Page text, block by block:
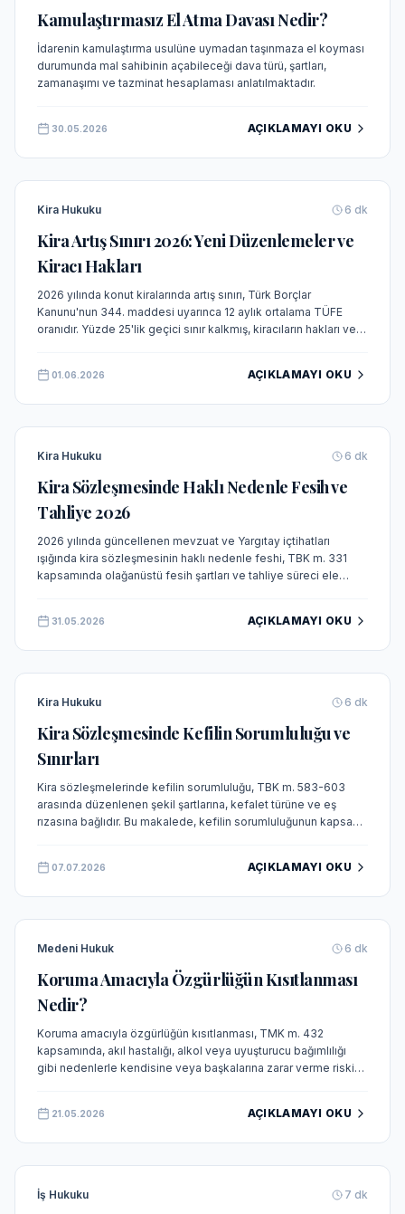
Kamulaştırmasız El Atma Davası Nedir?
İdarenin kamulaştırma usulüne uymadan taşınmaza el koyması
durumunda mal sahibinin açabileceği dava türü, şartları,
zamanaşımı ve tazminat hesaplaması anlatılmaktadır.
30.05.2026 AÇIKLAMAYI OKU
Kira Hukuku 6 dk
Kira Artış Sınırı 2026: Yeni Düzenlemeler ve
Kiracı Hakları
2026 yılında konut kiralarında artış sınırı, Türk Borçlar
Kanunu'nun 344. maddesi uyarınca 12 aylık ortalama TÜFE
oranıdır. Yüzde 25'lik geçici sınır kalkmış, kiracıların hakları ve
01.06.2026 AÇIKLAMAYI OKU
Kira Hukuku 6 dk
Kira Sözleşmesinde Haklı Nedenle Fesih ve
Tahliye 2026
2026 yılında güncellenen mevzuat ve Yargıtay içtihatları
ışığında kira sözleşmesinin haklı nedenle feshi, TBK m. 331
kapsamında olağanüstü fesih şartları ve tahliye süreci ele
31.05.2026 AÇIKLAMAYI OKU
Kira Hukuku 6 dk
Kira Sözleşmesinde Kefilin Sorumluluğu ve
Sınırları
Kira sözleşmelerinde kefilin sorumluluğu, TBK m. 583-603
arasında düzenlenen şekil şartlarına, kefalet türüne ve eş
rızasına bağlıdır. Bu makalede, kefilin sorumluluğunun kapsamı,
07.07.2026 AÇIKLAMAYI OKU
Medeni Hukuk 6 dk
Koruma Amacıyla Özgürlüğün Kısıtlanması
Nedir?
Koruma amacıyla özgürlüğün kısıtlanması, TMK m. 432
kapsamında, akıl hastalığı, alkol veya uyuşturucu bağımlılığı
gibi nedenlerle kendisine veya başkalarına zarar verme riski
özgürlüğünü sınırlamakla birlikte, temel hak ve özgürlüklerin
21.05.2026 AÇIKLAMAYI OKU
İş Hukuku 7 dk